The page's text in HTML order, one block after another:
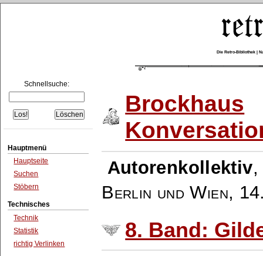
Die Retro-Bibliothek |
Schnellsuche:
Hauptmenü
Hauptseite
Suchen
Stöbern
Technisches
Technik
Statistik
richtig Verlinken
Brockhaus
Autorenkollektiv
Berlin und Wien,
8. Band: